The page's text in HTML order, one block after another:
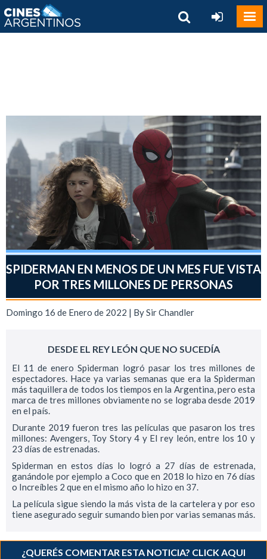
SPIDERMAN EN MENOS DE UN MES FUE VISTA
POR TRES MILLONES DE PERSONAS
Domingo 16 de Enero de 2022 | BySir Chandler
DESDE EL REY LEÓN QUE NO SUCEDÍA
El 11 de enero Spiderman logró pasar los tres millones de
espectadores. Hace ya varias semanas que era la Spiderman
más taquillera de todos los tiempos en la Argentina, pero esta
marca de tres millones obviamente no se lograba desde 2019
en el país.
Durante 2019 fueron tres las películas que pasaron los tres
millones: Avengers, Toy Story 4 y El rey león, entre los 10 y
23 días de estrenadas.
Spiderman en estos días lo logró a 27 días de estrenada,
ganándole por ejemplo a Coco que en 2018 lo hizo en 76 días
o Increíbles 2 que en el mismo año lo hizo en 37.
La película sigue siendo la más vista de la cartelera y por eso
tiene asegurado seguir sumando bien por varias semanas más.
¿QUERÉS COMENTAR ESTA NOTICIA? CLICK AQUI